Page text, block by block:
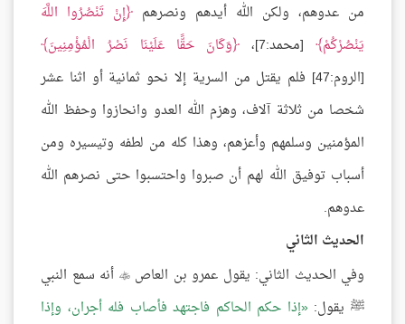
من عدوهم، ولكن الله أيدهم ونصرهم
إِنْ تَنْصُرُوا اللَّهَ
يَنْصُرْكُمْ
[محمد:7]،
وَكَانَ حَقًّا عَلَيْنَا نَصْرُ الْمُؤْمِنِينَ
[الروم:47] فلم يقتل من السرية إلا نحو ثمانية أو اثنا عشر
شخصا من ثلاثة آلاف، وهزم الله العدو وانحازوا وحفظ الله
المؤمنين وسلمهم وأعزهم، وهذا كله من لطفه وتيسيره ومن
أسباب توفيق الله لهم أن صبروا واحتسبوا حتى نصرهم الله
عدوهم.
الحديث الثاني
وفي الحديث الثاني: يقول عمرو بن العاص أنه سمع النبي
ﷺ يقول: إذا حكم الحاكم فاجتهد فأصاب فله أجران، وإذا